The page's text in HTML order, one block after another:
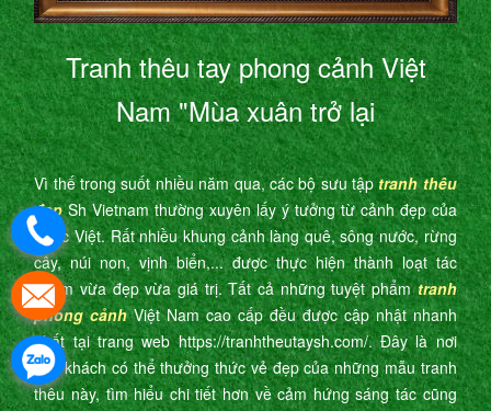
Tranh thêu tay phong cảnh Việt
Nam "Mùa xuân trở lại
Vì thế trong suốt nhiều năm qua, các bộ sưu tậptranh thêu
đẹpSh Vietnam thường xuyên lấy ý tưởng từ cảnh đẹp của
nước Việt. Rất nhiều khung cảnh làng quê, sông nước, rừng
cây, núi non, vịnh biển,... được thực hiện thành loạt tác
phẩm vừa đẹp vừa giá trị. Tất cả những tuyệt phẩmtranh
phong cảnhViệt Nam cao cấp đều được cập nhật nhanh
nhất tại trang web https://tranhtheutaysh.com/. Đây là nơi
quý khách có thể thưởng thức vẻ đẹp của những mẫu tranh
thêu này, tìm hiểu chi tiết hơn về cảm hứng sáng tác cũng